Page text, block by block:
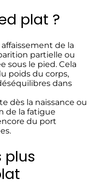
plat ?
de la
partielle ou
sous le pied. Cela
poids du corps,
dans
dès la naissance ou
de la fatigue
du port
plus